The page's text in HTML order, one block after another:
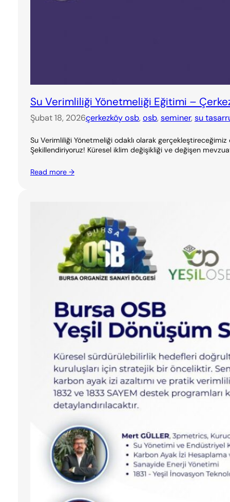
Su Verimliliği Yönetmeliği Eğitimi –
Şubat 18, 2026çerkezköy osb, osb, seminer, su
Su Verimliliği Yönetmeliği odaklı olarak
Şekillendiriyoruz! Küresel iklim değişikliği ve değişen
Read more →